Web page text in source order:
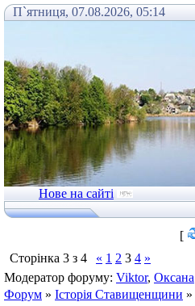
П`ятниця, 07.08.2026, 05:14
Нове на сайті
[
Сторінка 3 з 4 « 1 2 3 4 »
Модератор форуму: Viktor, Оксана
Форум » Історія Ставищенщини »